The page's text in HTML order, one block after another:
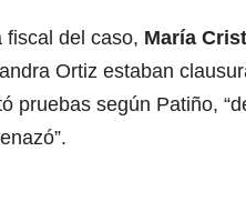
fiscal del caso, María
Ortiz estaban
pruebas según Patiño,